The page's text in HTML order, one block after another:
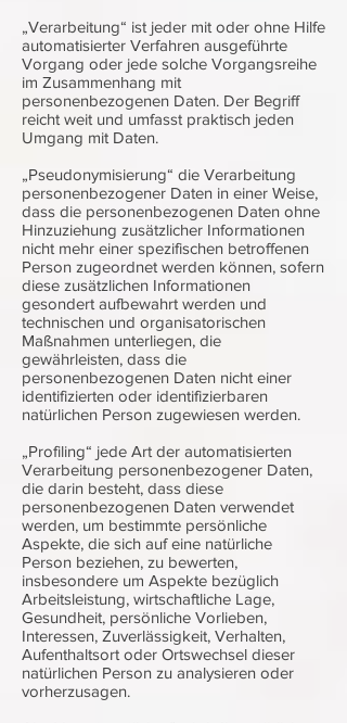
„Verarbeitung“ ist jeder mit oder ohne Hilfe
automatisierter Verfahren ausgeführte
Vorgang oder jede solche Vorgangsreihe
im Zusammenhang mit
personenbezogenen Daten. Der Begriff
reicht weit und umfasst praktisch jeden
Umgang mit Daten.
„Pseudonymisierung“ die Verarbeitung
personenbezogener Daten in einer Weise,
dass die personenbezogenen Daten ohne
Hinzuziehung zusätzlicher Informationen
nicht mehr einer spezifischen betroffenen
Person zugeordnet werden können, sofern
diese zusätzlichen Informationen
gesondert aufbewahrt werden und
technischen und organisatorischen
Maßnahmen unterliegen, die
gewährleisten, dass die
personenbezogenen Daten nicht einer
identifizierten oder identifizierbaren
natürlichen Person zugewiesen werden.
„Profiling“ jede Art der automatisierten
Verarbeitung personenbezogener Daten,
die darin besteht, dass diese
personenbezogenen Daten verwendet
werden, um bestimmte persönliche
Aspekte, die sich auf eine natürliche
Person beziehen, zu bewerten,
insbesondere um Aspekte bezüglich
Arbeitsleistung, wirtschaftliche Lage,
Gesundheit, persönliche Vorlieben,
Interessen, Zuverlässigkeit, Verhalten,
Aufenthaltsort oder Ortswechsel dieser
natürlichen Person zu analysieren oder
vorherzusagen.